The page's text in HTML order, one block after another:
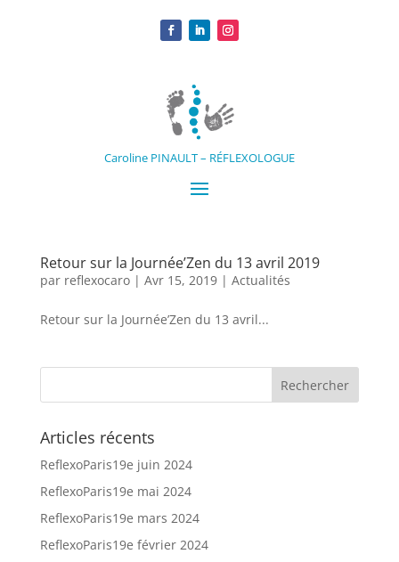
Caroline PINAULT – RÉFLEXOLOGUE
Retour sur la Journée’Zen du 13 avril 2019
par reflexocaro| Avr 15, 2019| Actualités
Retour sur la Journée’Zen du 13 avril...
Articles récents
ReflexoParis19e juin 2024
ReflexoParis19e mai 2024
ReflexoParis19e mars 2024
ReflexoParis19e février 2024